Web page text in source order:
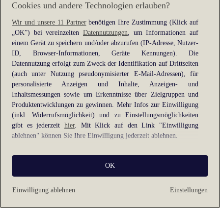
Cookies und andere Technologien erlauben?
Wir und unsere 11 Partnerbenötigen Ihre Zustimmung (Klick auf
„OK”) bei vereinzelten Datennutzungen, um Informationen auf
einem Gerät zu speichern und/oder abzurufen (IP-Adresse, Nutzer-
ID, Browser-Informationen, Geräte Kennungen). Die
Datennutzung erfolgt zum Zweck der Identifikation auf Drittseiten
(auch unter Nutzung pseudonymisierter E-Mail-Adressen), für
personalisierte Anzeigen und Inhalte, Anzeigen- und
Inhaltsmessungen sowie um Erkenntnisse über Zielgruppen und
Produktentwicklungen zu gewinnen. Mehr Infos zur Einwilligung
(inkl. Widerrufsmöglichkeit) und zu Einstellungsmöglichkeiten
gibt es jederzeit hier. Mit Klick auf den Link "Einwilligung
ablehnen" können Sie Ihre Einwilligung jederzeit ablehnen.
Sie können Ihre Einwilligung auch jederzeit grundlos mit Wirkung
für die Zukunft widerrufen, indem Sie z. B. auf den Button
"Cookie-Einstellungen" im Footer der Website und "Alle
ablehnen" klicken.
Einstellungen
Einwilligung ablehnen
OK